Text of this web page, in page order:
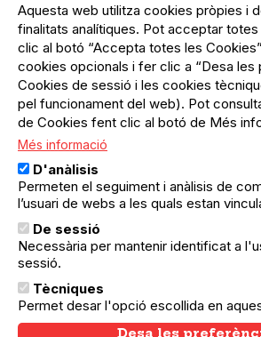
del
compte
d'usuari
Menú
usuari
no
loggat
Registre organització
Menú
Peu
Sobre el projecte
Preguntes freqüents
Contacte
Menú
Legal
Política de privacitat
Avís legal
Política de cookies
El Quèdequè no es fa responsable de les
programades; en són responsables els
organitzadors.
© Quedequè, 2025
Aquesta web utilitza cookies pròpies i
finalitats analítiques. Pot acceptar
clic al botó “Accepta totes les
cookies opcionals i fer clic a “Desa les
Cookies de sessió i les cookies
pel funcionament del web). Pot
de Cookies fent clic al botó de Més
Més informació
D'anàlisis
Permeten el seguiment i anàlisis de
l’usuari de webs a les quals estan
De sessió
Necessària per mantenir identificat a
sessió.
Tècniques
Permet desar l'opció escollida en
Desa les